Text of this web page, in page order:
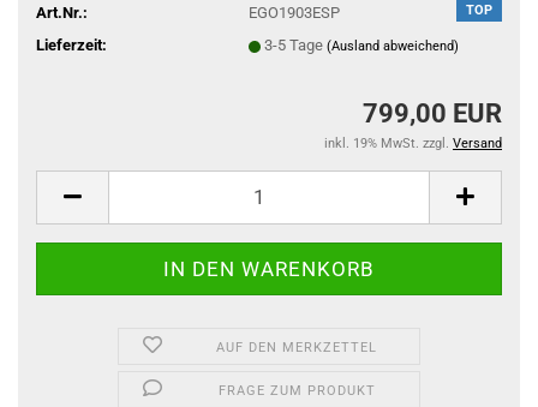
TOP
Art.Nr.:
EGO1903ESP
Lieferzeit:
3-5 Tage (Ausland abweichend)
799,00 EUR
inkl. 19% MwSt. zzgl. Versand
AUF DEN MERKZETTEL
FRAGE ZUM PRODUKT